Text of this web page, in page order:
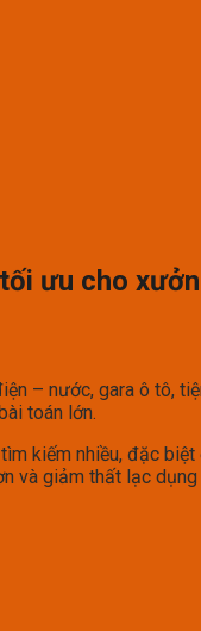
ưu cho
– nước, gara ô tô,
toán lớn.
kiếm nhiều, đặc biệt
và giảm thất lạc dụng